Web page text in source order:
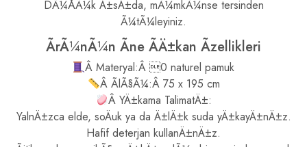
DÃ¼ÅÃ¼k Ä±sÄ±da, mÃ¼mkÃ¼nse tersinden
Ã¼tÃ¼leyiniz.
ÃrÃ¼nÃ¼n Ãne ÃÄ±kan Ãzellikleri
Â Materyal:Â 0 naturel pamuk
Â ÃlÃ§Ã¼:Â 75 x 195 cm
Â YÄ±kama TalimatÄ±:
YalnÄ±zca elde, soÄuk ya da Ä±lÄ±k suda yÄ±kayÄ±nÄ±z.
Hafif deterjan kullanÄ±nÄ±z.